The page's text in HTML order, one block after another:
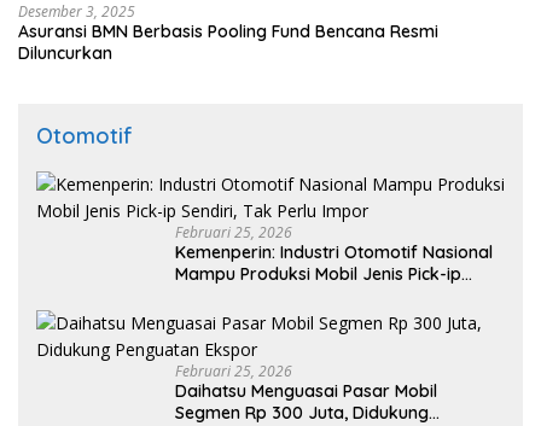
Desember 3, 2025
Asuransi BMN Berbasis Pooling Fund Bencana Resmi
Diluncurkan
Otomotif
Februari 25, 2026
Kemenperin: Industri Otomotif Nasional
Mampu Produksi Mobil Jenis Pick-ip
Februari 25, 2026
Daihatsu Menguasai Pasar Mobil
Segmen Rp 300 Juta, Didukung